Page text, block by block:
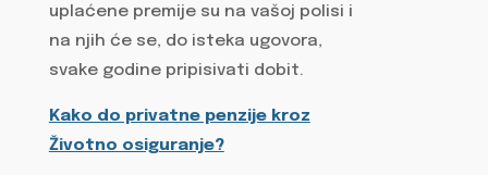
uplaćene premije su na vašoj polisi i
na njih će se, do isteka ugovora,
svake godine pripisivati dobit.
Kako do privatne penzije kroz
Životno osiguranje?